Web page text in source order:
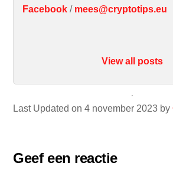
Last Updated on 4 november 2023 by
Facebook / mees@cryptotips.eu
View all posts
Geef een reactie